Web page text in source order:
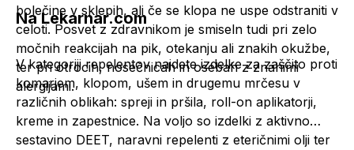
bolečine v sklepih, ali če se klopa ne uspe odstraniti v
celoti. Posvet z zdravnikom je smiseln tudi pri zelo
močnih reakcijah na pik, otekanju ali znakih okužbe,
ter pri otrocih, nosečnicah in osebah z znanimi
alergijami.
Na Lekarnar.com
V kategoriji repelentov najdete izdelke za zaščito proti
komarjem, klopom, ušem in drugemu mrčesu v
različnih oblikah: spreji in pršila, roll-on aplikatorji,
kreme in zapestnice. Na voljo so izdelki z aktivno
sestavino DEET, naravni repelenti z eteričnimi olji ter